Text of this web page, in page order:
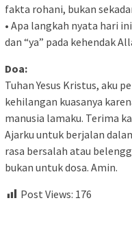
fakta rohani, bukan
• Apa langkah nyata hari
dan “ya” pada kehendak
Doa:
Tuhan Yesus Kristus, aku
kehilangan kuasanya
manusia lamaku. Terima
Ajarku untuk berjalan
rasa bersalah atau
bukan untuk dosa. Amin.
Post Views: 176